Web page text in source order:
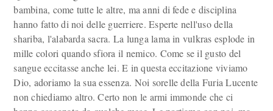
bambina, come tutte le altre, ma anni di fede e disciplina
hanno fatto di noi delle guerriere. Esperte nell'uso della
shariba, l'alabarda sacra. La lunga lama in vulkras esplode in
mille colori quando sfiora il nemico. Come se il gusto del
sangue eccitasse anche lei. E in questa eccitazione viviamo
Dio, adoriamo la sua essenza. Noi sorelle della Furia Lucente
non chiediamo altro. Certo non le armi immonde che ci